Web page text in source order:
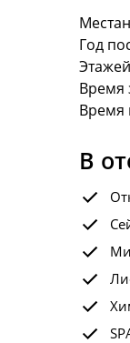
Год
Время
Время
В